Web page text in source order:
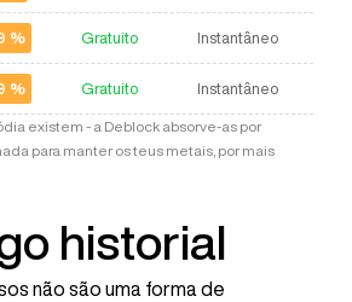
% Gratuito Instantâneo
% Gratuito Instantâneo
existem - a Deblock absorve-as por
para manter os teus metais, por mais
historial
não são uma forma de